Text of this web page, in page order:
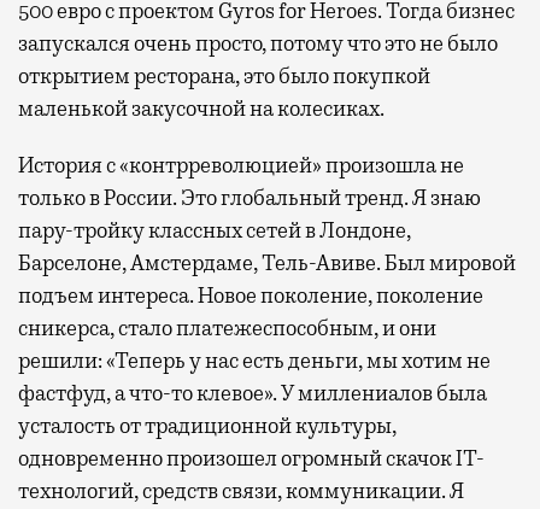
500 евро с проектом Gyros for Heroes. Тогда бизнес
запускался очень просто, потому что это не было
открытием ресторана, это было покупкой
маленькой закусочной на колесиках.
История с «контрреволюцией» произошла не
только в России. Это глобальный тренд. Я знаю
пару-тройку классных сетей в Лондоне,
Барселоне, Амстердаме, Тель-Авиве. Был мировой
подъем интереса. Новое поколение, поколение
сникерса, стало платежеспособным, и они
решили: «Теперь у нас есть деньги, мы хотим не
фастфуд, а что-то клевое». У миллениалов была
усталость от традиционной культуры,
одновременно произошел огромный скачок IT-
технологий, средств связи, коммуникации. Я